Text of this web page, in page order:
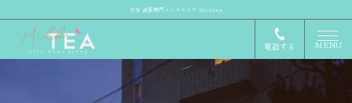
大分 出張専門メンズエステ MilkTea
電話する MENU